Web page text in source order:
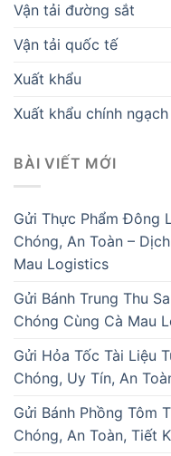
Vận tải đường sắt
Vận tải quốc tế
Xuất khẩu
Xuất khẩu chính ngạch
BÀI VIẾT MỚI
Gửi Thực Phẩm Đông
Chóng, An Toàn –
Mau Logistics
Gửi Bánh Trung Thu
Chóng Cùng Cà Mau
Gửi Hỏa Tốc Tài Liệu
Chóng, Uy Tín, An
Gửi Bánh Phồng Tôm
Chóng, An Toàn, Tiết